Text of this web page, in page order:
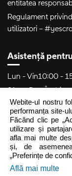
entitatea
Regulament
utilizatori –
Asistență
Lun - Vin10:00 -
Sâm - DumÎnchis
40
Webite-ul nostru
performanța site-
Făcând clic pe
utilizare și
afla mai multe
și, de
„Preferințe de
Află mai multe